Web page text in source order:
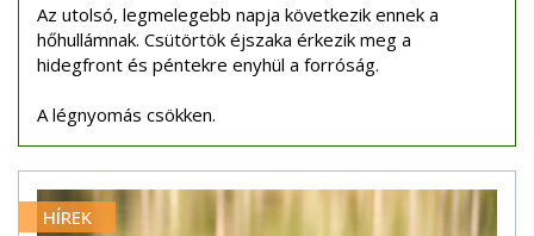
Az utolsó, legmelegebb napja következik ennek a
hőhullámnak. Csütörtök éjszaka érkezik meg a
hidegfront és péntekre enyhül a forróság.
A légnyomás csökken.
HÍREK